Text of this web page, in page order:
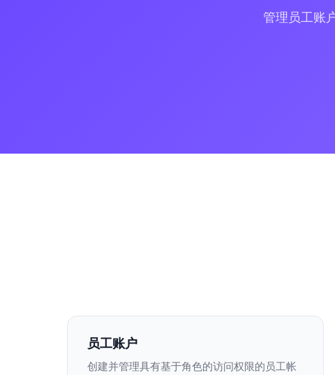
管理员工账
员工账户
创建并管理具有基于角色的访问权限的员工帐